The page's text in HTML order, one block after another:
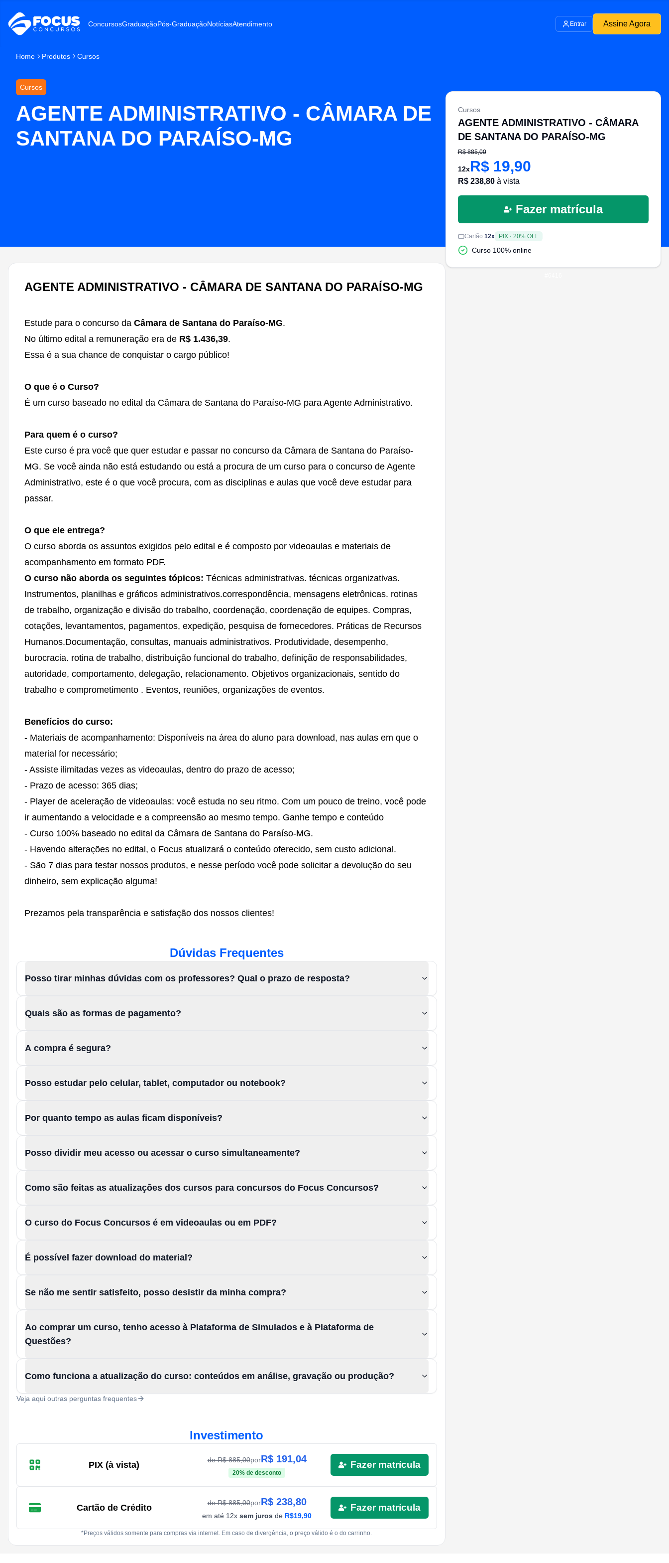
ConcursosGraduaçãoPós-GraduaçãoNotíciasAtendimento Entrar Assine Agora
Home Produtos Cursos
Cursos
AGENTE ADMINISTRATIVO - CÂMARA DE
SANTANA DO PARAÍSO-MG
AGENTE ADMINISTRATIVO - CÂMARA DE SANTANA DO PARAÍSO-MG
Estude para o concurso da Câmara de Santana do Paraíso-MG.
No último edital a remuneração era de R$ 1.436,39.
Essa é a sua chance de conquistar o cargo público!
O que é o Curso?
É um curso baseado no edital da Câmara de Santana do Paraíso-MG para Agente Administrativo.
Para quem é o curso?
Este curso é pra você que quer estudar e passar no concurso da Câmara de Santana do Paraíso-
MG. Se você ainda não está estudando ou está a procura de um curso para o concurso de Agente
Administrativo, este é o que você procura, com as disciplinas e aulas que você deve estudar para
passar.
O que ele entrega?
O curso aborda os assuntos exigidos pelo edital e é composto por videoaulas e materiais de
acompanhamento em formato PDF.
O curso não aborda os seguintes tópicos: Técnicas administrativas. técnicas organizativas.
Instrumentos, planilhas e gráficos administrativos.correspondência, mensagens eletrônicas. rotinas
de trabalho, organização e divisão do trabalho, coordenação, coordenação de equipes. Compras,
cotações, levantamentos, pagamentos, expedição, pesquisa de fornecedores. Práticas de Recursos
Humanos.Documentação, consultas, manuais administrativos. Produtividade, desempenho,
burocracia. rotina de trabalho, distribuição funcional do trabalho, definição de responsabilidades,
autoridade, comportamento, delegação, relacionamento. Objetivos organizacionais, sentido do
trabalho e comprometimento . Eventos, reuniões, organizações de eventos.
Benefícios do curso:
- Materiais de acompanhamento: Disponíveis na área do aluno para download, nas aulas em que o
material for necessário;
- Assiste ilimitadas vezes as videoaulas, dentro do prazo de acesso;
- Prazo de acesso: 365 dias;
- Player de aceleração de videoaulas: você estuda no seu ritmo. Com um pouco de treino, você pode
ir aumentando a velocidade e a compreensão ao mesmo tempo. Ganhe tempo e conteúdo
- Curso 100% baseado no edital da Câmara de Santana do Paraíso-MG.
- Havendo alterações no edital, o Focus atualizará o conteúdo oferecido, sem custo adicional.
- São 7 dias para testar nossos produtos, e nesse período você pode solicitar a devolução do seu
dinheiro, sem explicação alguma!
Prezamos pela transparência e satisfação dos nossos clientes!
Dúvidas Frequentes
Posso tirar minhas dúvidas com os professores? Qual o prazo de resposta?
Quais são as formas de pagamento?
A compra é segura?
Posso estudar pelo celular, tablet, computador ou notebook?
Por quanto tempo as aulas ficam disponíveis?
Posso dividir meu acesso ou acessar o curso simultaneamente?
Como são feitas as atualizações dos cursos para concursos do Focus Concursos?
O curso do Focus Concursos é em videoaulas ou em PDF?
É possível fazer download do material?
Se não me sentir satisfeito, posso desistir da minha compra?
Ao comprar um curso, tenho acesso à Plataforma de Simulados e à Plataforma de
Questões?
Como funciona a atualização do curso: conteúdos em análise, gravação ou produção?
Veja aqui outras perguntas frequentes
Investimento
PIX (à vista) de R$885,00porR$ 191,04
20% de desconto
Fazer matrícula
Cartão de Crédito de R$885,00porR$ 238,80
em até 12xsem juros de R$19,90
Fazer matrícula
*Preços válidos somente para compras via internet. Em caso de divergência, o preço válido é o do carrinho.
Cursos
AGENTE ADMINISTRATIVO - CÂMARA
DE SANTANA DO PARAÍSO-MG
R$885,00
12xR$ 19,90
R$ 238,80à vista
Fazer matrícula
Cartão 12x PIX· 20% OFF
Curso 100% online